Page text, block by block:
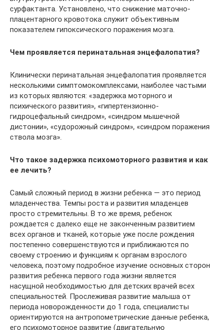
сурфактанта. Установлено, что снижение маточно-
плацентарного кровотока служит объективным
показателем гипоксического поражения мозга.
Чем проявляется перинатальная энцефалопатия?
Клинически перинатальная энцефалопатия проявляется
несколькими симптомокомплексами, наиболее частыми
из которых являются: «задержка моторного и
психического развития», «гипертензионно-
гидроцефальный синдром», «синдром мышечной
дистонии», «судорожный синдром», «синдром поражения
ствола мозга».
Что такое задержка психомоторного развития и как
ее лечить?
Самый сложный период в жизни ребенка — это период
младенчества. Темпы роста и развития младенцев
просто стремительны. В то же время, ребенок
рождается с далеко еще не законченным развитием
всех органов и тканей, которые уже после рождения
постепенно совершенствуются и приближаются по
своему строению и функциям к органам взрослого
человека, поэтому подробное изучение основных сторон
развития ребенка первого года жизни является
насущной необходимостью для детских врачей всех
специальностей. Прослеживая развитие малыша от
периода новорожденности до 1 года, специалисты
ориентируются на антропометрические данные ребенка,
его психомоторное развитие (двигательную